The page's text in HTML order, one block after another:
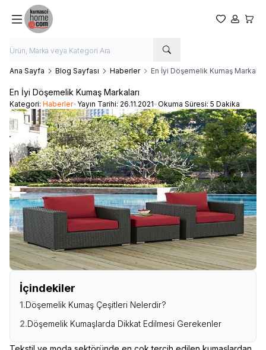
Favorilerim
Hesabım
Ana Sayfa Blog Sayfası Haberler En İyi Döşemelik Kumaş Markaları
En İyi Döşemelik Kumaş Markaları
Kategori: Haberler• Yayın Tarihi: 26.11.2021•Okuma Süresi: 5 Dakika
İçindekiler
1.Döşemelik Kumaş Çeşitleri Nelerdir?
2.Döşemelik Kumaşlarda Dikkat Edilmesi Gerekenler